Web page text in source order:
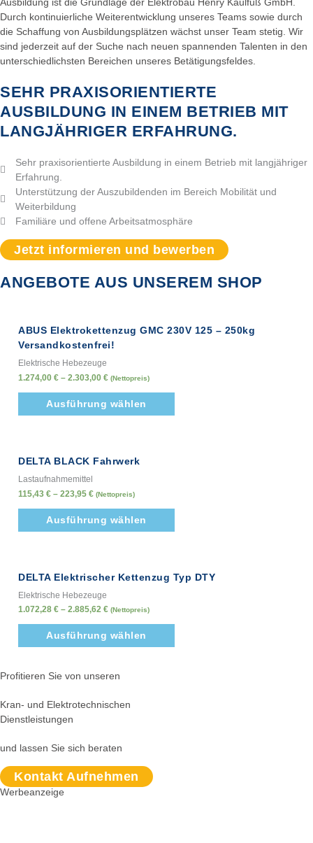
Ausbildung ist die Grundlage der Elektrobau Henry Kaulfuß GmbH.
Durch kontinuierliche Weiterentwicklung unseres Teams sowie durch
die Schaffung von Ausbildungsplätzen wächst unser Team stetig. Wir
sind jederzeit auf der Suche nach neuen spannenden Talenten in den
unterschiedlichsten Bereichen unseres Betätigungsfeldes.
SEHR PRAXISORIENTIERTE
AUSBILDUNG IN EINEM BETRIEB MIT
LANGJÄHRIGER ERFAHRUNG.
Sehr praxisorientierte Ausbildung in einem Betrieb mit langjähriger
Erfahrung.
Unterstützung der Auszubildenden im Bereich Mobilität und
Weiterbildung
Familiäre und offene Arbeitsatmosphäre
Jetzt informieren und bewerben
ANGEBOTE AUS UNSEREM SHOP
ABUS Elektrokettenzug GMC 230V 125 – 250kg
Versandkostenfrei!
Elektrische Hebezeuge
1.274,00€ –2.303,00€ (Nettopreis)
Ausführung wählen
DELTA BLACK Fahrwerk
Lastaufnahmemittel
115,43€ –223,95€ (Nettopreis)
Ausführung wählen
DELTA Elektrischer Kettenzug Typ DTY
Elektrische Hebezeuge
1.072,28€ –2.885,62€ (Nettopreis)
Ausführung wählen
Profitieren Sie von unseren
Kran- und Elektrotechnischen
Dienstleistungen
und lassen Sie sich beraten
Kontakt Aufnehmen
Werbeanzeige